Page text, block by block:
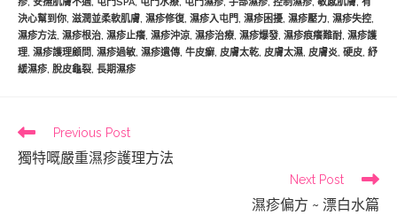
決心幫到你 滋潤並柔軟肌膚 濕疹修復 濕疹入屯門 濕疹困擾 濕疹壓力 濕疹失控
濕疹方法 濕疹根治 濕疹止癢 濕疹沖涼 濕疹治療 濕疹爆發 濕疹痕癢難耐 濕疹護
理 濕疹護理顧問 濕疹過敏 濕疹遺傳 牛皮癬 皮膚太乾 皮膚太濕 皮膚炎 硬皮 紓
緩濕疹 脫皮龜裂 長期濕疹
Read
more
articles
Previous Post
獨特嘅嚴重濕疹護理方法
Next Post
濕疹偏方 ~ 漂白水篇